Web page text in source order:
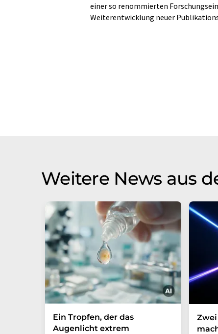
einer so renommierten
Weiterentwicklung neuer
Weitere News aus
Ein Tropfen, der das
Augenlicht extrem